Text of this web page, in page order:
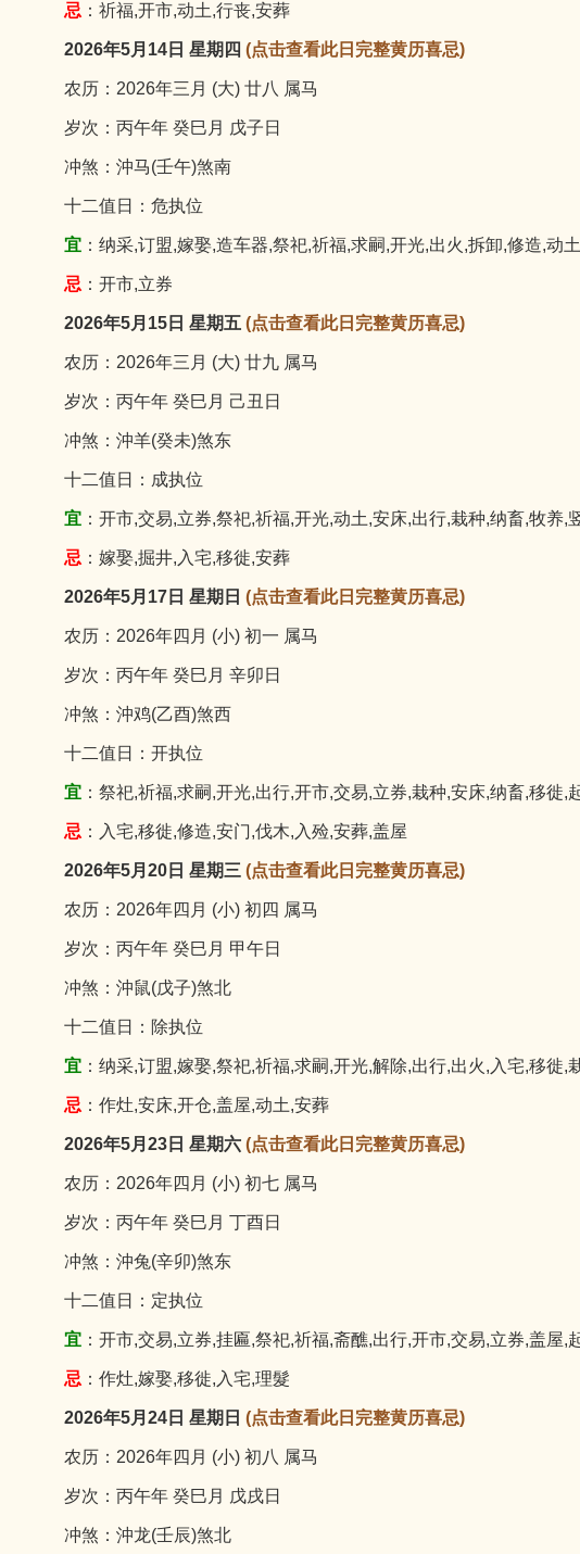
忌 ：祈福,开市,动土,行丧,安葬
2026年5月14日 星期四 (点击查看此日完整黄历喜忌)
农历：2026年三月 (大) 廿八 属马
岁次：丙午年 癸巳月 戊子日
冲煞：沖马(壬午)煞南
十二值日：危执位
宜：纳采,订盟,嫁娶,造车器,祭祀,祈福,求嗣,开光,出火,拆卸,修造,动
忌 ：开市,立券
2026年5月15日 星期五 (点击查看此日完整黄历喜忌)
农历：2026年三月 (大) 廿九 属马
岁次：丙午年 癸巳月 己丑日
冲煞：沖羊(癸未)煞东
十二值日：成执位
宜：开市,交易,立券,祭祀,祈福,开光,动土,安床,出行,栽种,纳畜,牧养,
忌 ：嫁娶,掘井,入宅,移徙,安葬
2026年5月17日 星期日 (点击查看此日完整黄历喜忌)
农历：2026年四月 (小) 初一 属马
岁次：丙午年 癸巳月 辛卯日
冲煞：沖鸡(乙酉)煞西
十二值日：开执位
宜：祭祀,祈福,求嗣,开光,出行,开市,交易,立券,栽种,安床,纳畜,移徙,
忌 ：入宅,移徙,修造,安门,伐木,入殓,安葬,盖屋
2026年5月20日 星期三 (点击查看此日完整黄历喜忌)
农历：2026年四月 (小) 初四 属马
岁次：丙午年 癸巳月 甲午日
冲煞：沖鼠(戊子)煞北
十二值日：除执位
宜：纳采,订盟,嫁娶,祭祀,祈福,求嗣,开光,解除,出行,出火,入宅,移徙,
忌 ：作灶,安床,开仓,盖屋,动土,安葬
2026年5月23日 星期六 (点击查看此日完整黄历喜忌)
农历：2026年四月 (小) 初七 属马
岁次：丙午年 癸巳月 丁酉日
冲煞：沖兔(辛卯)煞东
十二值日：定执位
宜：开市,交易,立券,挂匾,祭祀,祈福,斋醮,出行,开市,交易,立券,盖屋
忌 ：作灶,嫁娶,移徙,入宅,理髮
2026年5月24日 星期日 (点击查看此日完整黄历喜忌)
农历：2026年四月 (小) 初八 属马
岁次：丙午年 癸巳月 戊戌日
冲煞：沖龙(壬辰)煞北